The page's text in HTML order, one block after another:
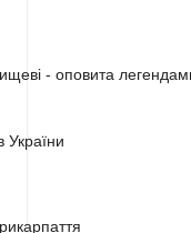
- оповита
України